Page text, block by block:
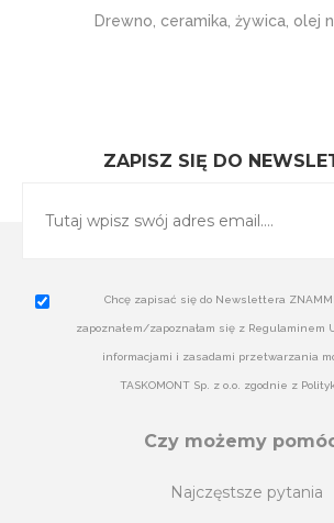
Drewno, ceramika, żywica, olej
ZAPISZ SIĘ DO
Chcę zapisać się do Newslettera
zapoznałem/zapoznałam się z Regulaminem
informacjami i zasadami przetwarzania
TASKOMONT Sp. z o.o. zgodnie z
Czy możemy
Najczęstsze pytania